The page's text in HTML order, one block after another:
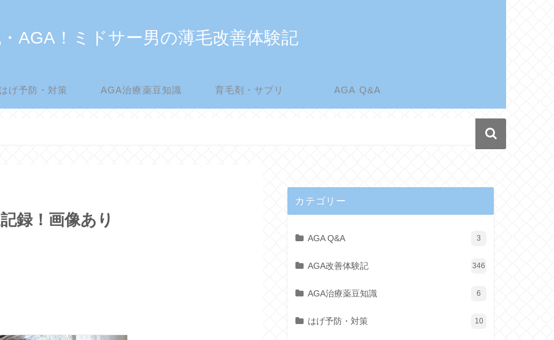
AGA！ミドサー男の薄毛改善体験記
はげ予防・対策 AGA治療薬豆知識 育毛剤・サプリ AGA Q&A
録！画像あり
カテゴリー
AGA Q&A 3
AGA改善体験記 346
AGA治療薬豆知識 6
はげ予防・対策 10